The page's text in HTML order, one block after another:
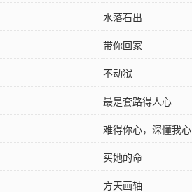
水落石出
带你回家
不动狱
最是套路得人心
难得你心，深懂我心
买她的命
方天画轴